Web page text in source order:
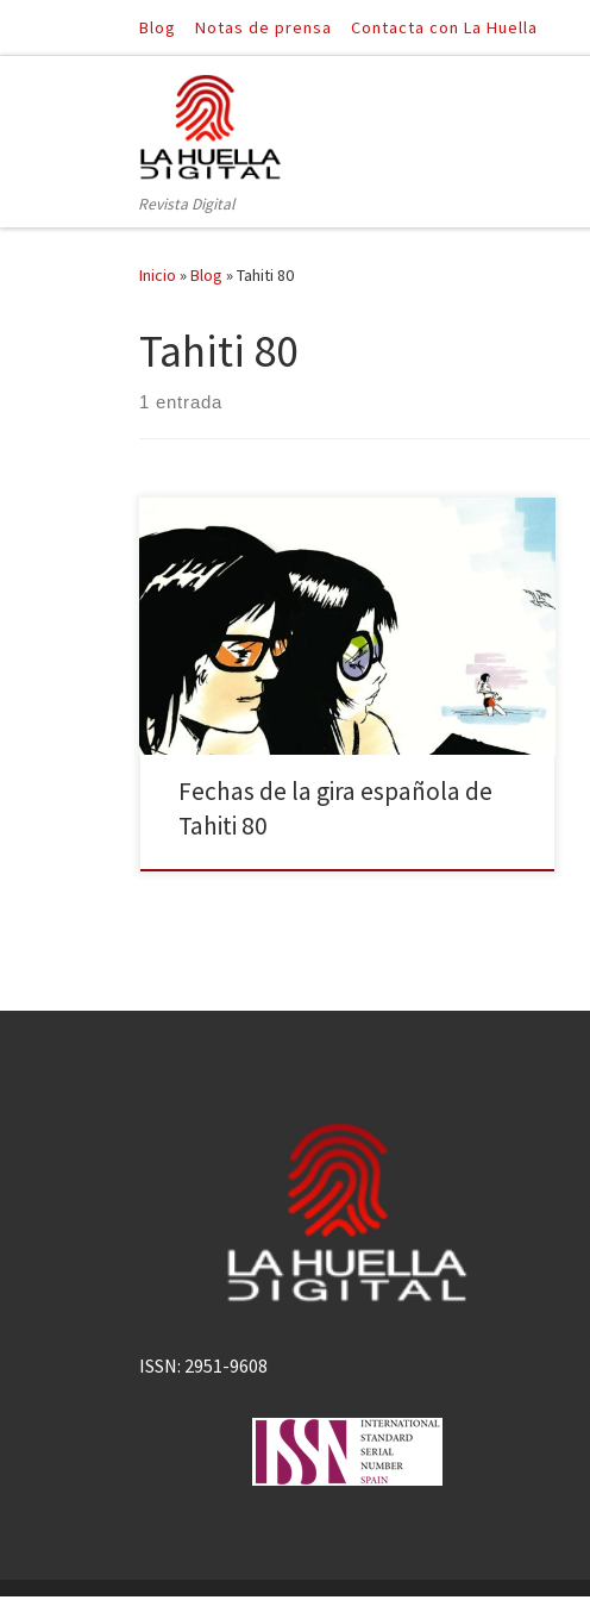
Saltar al contenido
Blog Notas de prensa Contacta con La Huella
Revista Digital
Inicio »Blog »Tahiti 80
Tahiti 80
1 entrada
Quince años después de su disco debut Puzzle,
trabajo que recibió excelentes críticas y que vendió
más de 200.000 copias en todo el mundo, Tahiti
80 publica una reedición especial en vinilo que viene
acompañada de un 7”, varios temas inéditos y rarezas
de descarga gratuita, además de un fanzine editado
por la banda […]
Fechas de la gira española de
Tahiti 80
ISSN: 2951-9608